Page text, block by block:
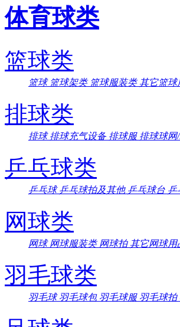
体育球类
篮球类
篮球 篮球架类 篮球服装类其它篮球
排球类
排球排球充气设备 排球服 排球球网
乒乓球类
乒乓球乒乓球拍及其他 乒乓球台 乒
网球类
网球网球服装类网球拍 其它网球用
羽毛球类
羽毛球羽毛球包 羽毛球服 羽毛球拍